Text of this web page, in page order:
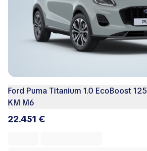
Ford Puma Titanium 1.0 EcoBoost 125
KM M6
22.451 €